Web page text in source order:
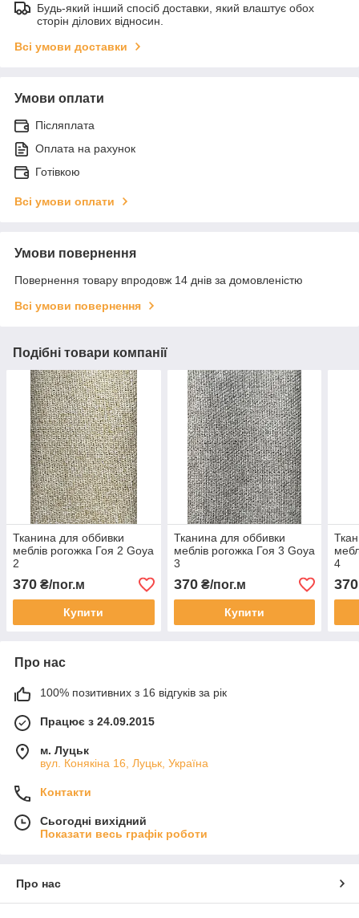
Будь-який інший спосіб доставки, який влаштує обох
сторін ділових відносин.
Всі умови доставки
Умови оплати
Післяплата
Оплата на рахунок
Готівкою
Всі умови оплати
Умови повернення
Повернення товару впродовж 14 днів за домовленістю
Всі умови повернення
Подібні товари компанії
Тканина для оббивки
меблів рогожка Гоя 2 Goya
2
370 ₴/пог.м
Купити
Тканина для оббивки
меблів рогожка Гоя 3 Goya
3
370₴/пог.м
Купити
4
370
Про нас
100% позитивних з 16 відгуків за рік
Працює з 24.09.2015
м. Луцьк
вул. Конякіна 16, Луцьк, Україна
Контакти
Сьогодні вихідний
Показати весь графік роботи
Про нас